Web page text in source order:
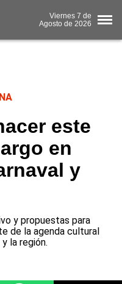
Viernes 7 de
Agosto de 2026
este
en
y
y propuestas para
de la agenda cultural
la región.